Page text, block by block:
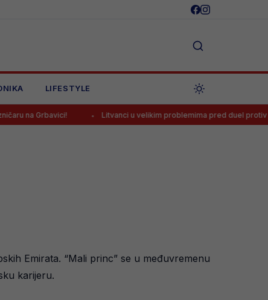
LIFESTYLE
Litvanci u velikim problemima pred duel protiv BiH
Emirata. “Mali princ” se u međuvremenu
karijeru.